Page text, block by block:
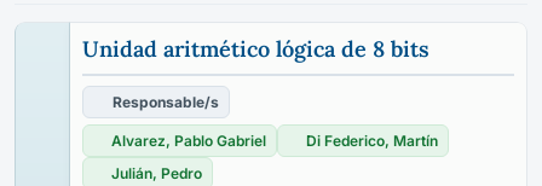
Unidad aritmético lógica de 8 bits
Responsable/s
Alvarez, Pablo Gabriel
Di Federico, Martín
Julián, Pedro